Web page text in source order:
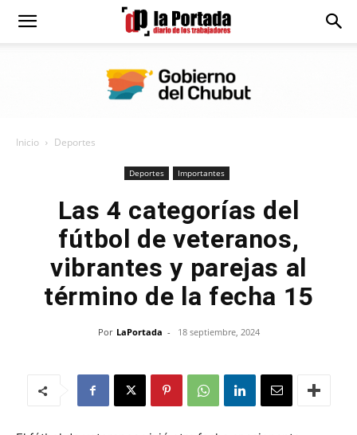
Diario
Inicio Deportes
Deportes Importantes
Las 4 categorías del
fútbol de veteranos,
vibrantes y parejas al
término de la fecha 15
Por LaPortada - 18 septiembre, 2024